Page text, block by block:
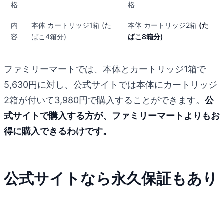
格
格
内
容
本体 カートリッジ1箱 (た
ばこ4箱分)
本体 カートリッジ2箱 (た
ばこ8箱分)
ファミリーマートでは、本体とカートリッジ1箱で
5,630円に対し、公式サイトでは本体にカートリッジ
2箱が付いて3,980円で購入することができます。 公
式サイトで購入する方が、ファミリーマートよりもお
得に購入できるわけです。
公式サイトなら永久保証もあり